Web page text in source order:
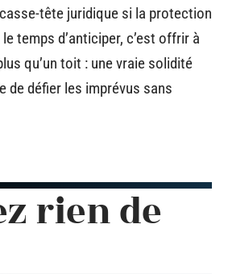
tête juridique si la protection
temps d’anticiper, c’est offrir à
qu’un toit : une vraie solidité
de défier les imprévus sans
rien de